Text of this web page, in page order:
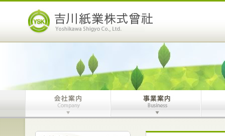
吉
川
紙
字
サ
イ
会
社
案
内
事
業
案
内